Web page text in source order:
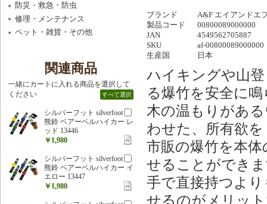
ブランド
A&F エイアンドエ
製品コード
00800089000000
JAN
4549562705887
SKU
af-00800089000000
生産国
日本
ハイキングや山
る爆竹を安全に
木の温もりがあ
わせた、所有欲
市販の爆竹を本
せることができ
手で直接持つよ
せるのがメリッ
防災・救急・防虫
修理・メンテナンス
ペット・雑貨・その他
関連商品
一緒にカートに入れる商品を選択して
ください
すべて選択
シルバーフット silverfoot
熊鈴 ベアーベルハイカー レ
ッド 13446
￥1,980
シルバーフット silverfoot
熊鈴 ベアーベルハイカー イ
エロー 13447
￥1,980